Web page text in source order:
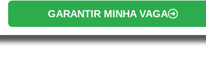
GARANTIR MINHA VAGA